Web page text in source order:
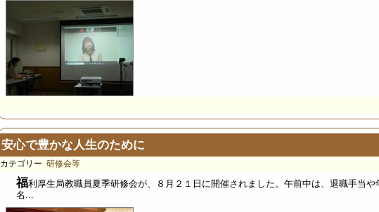
安心で豊かな人生のために
カテゴリー 研修会等
福利厚生局教職員夏季研修会が、８月２１日に開催されました。午前中は、退職手当
名...